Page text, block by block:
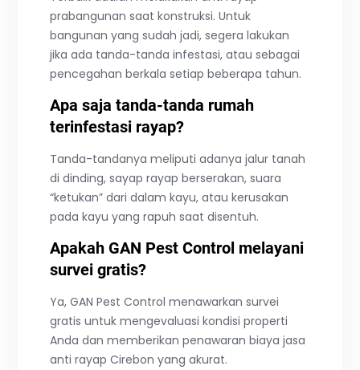
prabangunan saat konstruksi. Untuk
bangunan yang sudah jadi, segera lakukan
jika ada tanda-tanda infestasi, atau sebagai
pencegahan berkala setiap beberapa tahun.
Apa saja tanda-tanda rumah
terinfestasi rayap?
Tanda-tandanya meliputi adanya jalur tanah
di dinding, sayap rayap berserakan, suara
“ketukan” dari dalam kayu, atau kerusakan
pada kayu yang rapuh saat disentuh.
Apakah GAN Pest Control melayani
survei gratis?
Ya, GAN Pest Control menawarkan survei
gratis untuk mengevaluasi kondisi properti
Anda dan memberikan penawaran biaya jasa
anti rayap Cirebon yang akurat.